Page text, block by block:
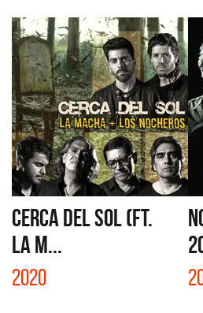
CERCA DEL SOL (FT.
LA M...
2020